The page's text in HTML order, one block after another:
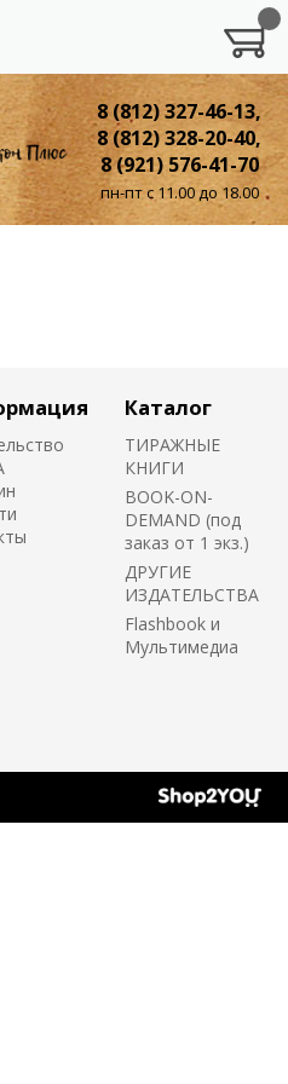
8 (812) 327-46-13,
8 (812) 328-20-40,
8 (921) 576-41-70
пн-пт с 11.00 до 18.00
Каталог
ТИРАЖНЫЕ
КНИГИ
BOOK-ON-
DEMAND (под
заказ от 1 экз.)
ДРУГИЕ
ИЗДАТЕЛЬСТВА
Flashbook и
Мультимедиа